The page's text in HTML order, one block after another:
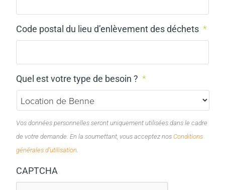
Code postal du lieu d’enlèvement des déchets *
Quel est votre type de besoin ? *
Vos données personnelles seront uniquement utilisées dans le cadre
de votre demande. En la soumettant, vous acceptez nosConditions
générales d’utilisation
CAPTCHA